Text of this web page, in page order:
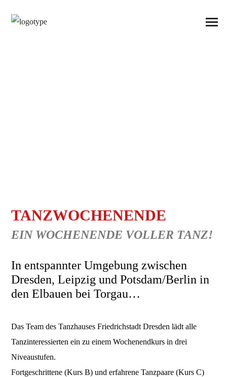
TANZWOCHENENDE
EIN WOCHENENDE VOLLER TANZ!
In entspannter Umgebung zwischen
Dresden, Leipzig und Potsdam/Berlin in
den Elbauen bei Torgau…
Das Team des Tanzhauses Friedrichstadt Dresden lädt alle
Tanzinteressierten ein zu einem Wochenendkurs in drei
Niveaustufen.
Fortgeschrittene (Kurs B) und erfahrene Tanzpaare (Kurs C)